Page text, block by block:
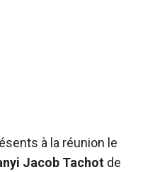
à la réunion le
Jacob Tachot de